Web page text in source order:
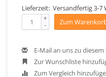
Lieferzeit: Versandfertig 3-7
+
- Zum
E-Mail an uns zu
Zur Wunschliste
Zum Vergleich